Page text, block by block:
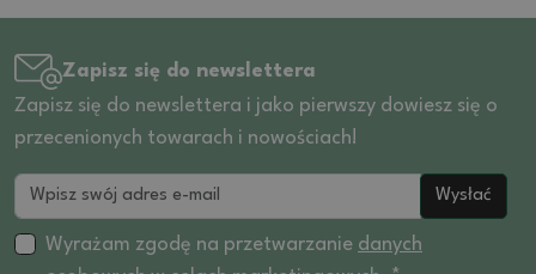
Zapisz się do newslettera
Zapisz się do newslettera i jako pierwszy dowiesz się o
przecenionych towarach i nowościach!
Wysłać
Wyrażam zgodę na przetwarzanie danych